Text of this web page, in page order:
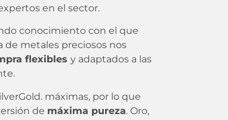
en el sector.
conocimiento con el que
de metales preciosos nos
flexibles y adaptados a las
máximas, por lo que
de máxima pureza. Oro,